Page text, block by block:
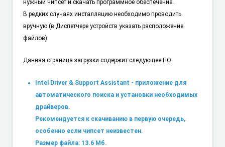
нужный чипсет и скачать программное обеспечение.
В редких случаях инсталляцию необходимо проводить
вручную (в Диспетчере устройств указать расположение
файлов).
Данная страница загрузки содержит следующее ПО:
Intel Driver & Support Assistant - приложение для
автоматического поиска и установки необходимых
драйверов.
Рекомендуется к скачиванию в первую очередь,
особенно если чипсет неизвестен.
Размер файла: 13.6 Мб.